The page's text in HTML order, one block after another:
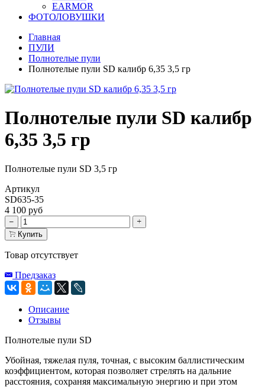
EARMOR
ФОТОЛОВУШКИ
Главная
ПУЛИ
Полнотелые пули
Полнотелые пули SD калибр 6,35 3,5 гр
Полнотелые пули SD калибр
6,35 3,5 гр
Полнотелые пули SD 3,5 гр
Артикул
SD635-35
4 100 руб
Купить
Товар отсутствует
Предзаказ
Описание
Отзывы
Полнотелые пули SD
Убойная, тяжелая пуля, точная, с высоким баллистическим
коэффициентом, которая позволяет стрелять на дальние
расстояния, сохраняя максимальную энергию и при этом